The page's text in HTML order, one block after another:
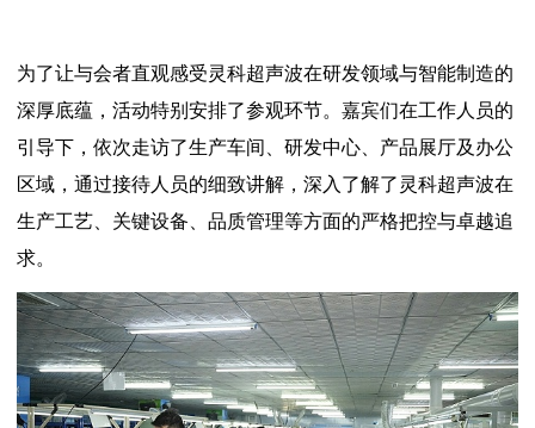
为了让与会者直观感受灵科超声波在研发领域与智能制造的
深厚底蕴，活动特别安排了参观环节。嘉宾们在工作人员的
引导下，依次走访了生产车间、研发中心、产品展厅及办公
区域，通过接待人员的细致讲解，深入了解了灵科超声波在
生产工艺、关键设备、品质管理等方面的严格把控与卓越追
求。